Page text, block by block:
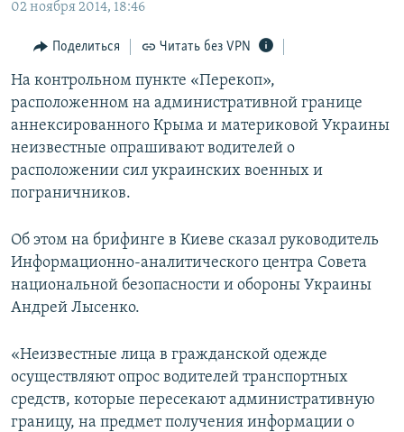
навигации
Вернутся
поиску
11 ЛЕТ ОККУПАЦИИ КРЫМА. 11 ИСТОРИЙ СОПРОТИВЛЕНИЯ
ЕЩЕ
ИНТЕРАКТИВ
ИНФОГРАФИКА
ТЕЛЕПРОЕКТ КРЫМ.РЕАЛИИ
СОВЕТЫ ПРАВОЗАЩИТНИКОВ
ПРОПАВШИЕ БЕЗ ВЕСТИ
КРЫМ.НЕПОКОРЕННЫЙ
УКРАИНСКАЯ ПРОБЛЕМА КРЫМА
РАДІО СВОБОДА
КАК ОБОЙТИ БЛОКИРОВКУ
Українською
02 ноября 2014, 18:46
Поделиться Читать без VPN
На контрольном пункте «Перекоп»,
расположенном на административной границе
аннексированного Крыма и материковой Украины
неизвестные опрашивают водителей о
расположении сил украинских военных и
пограничников.
Об этом на брифинге в Киеве сказал руководитель
Информационно-аналитического центра Совета
национальной безопасности и обороны Украины
Андрей Лысенко.
«Неизвестные лица в гражданской одежде
осуществляют опрос водителей транспортных
средств, которые пересекают административную
границу, на предмет получения информации о